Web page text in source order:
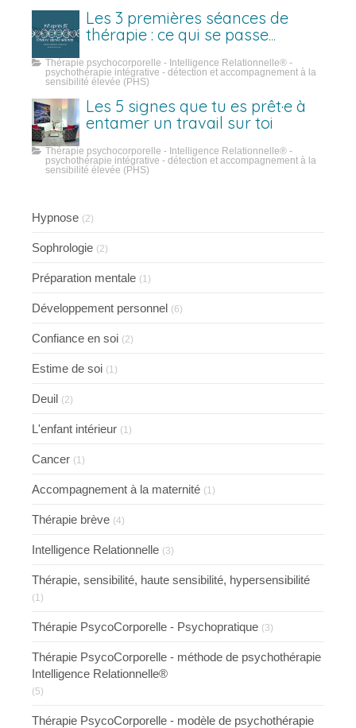
Les 3 premières séances de
thérapie : ce qui se passe
Thérapie psychocorporelle - Intelligence Relationnelle® -
psychothérapie intégrative - détection et accompagnement à la
sensibilité élevée (PHS)
Les 5 signes que tu es prêt·e à
entamer un travail sur toi
Thérapie psychocorporelle - Intelligence Relationnelle® -
psychothérapie intégrative - détection et accompagnement à la
sensibilité élevée (PHS)
Hypnose (2)
Sophrologie (2)
Préparation mentale (1)
Développement personnel (6)
Confiance en soi (2)
Estime de soi (1)
Deuil (2)
L'enfant intérieur (1)
Cancer (1)
Accompagnement à la maternité (1)
Thérapie brève (4)
Intelligence Relationnelle (3)
Thérapie, sensibilité, haute sensibilité, hypersensibilité
(1)
Thérapie PsycoCorporelle - Psychopratique (3)
Thérapie PsycoCorporelle - méthode de psychothérapie
Intelligence Relationnelle®
(5)
Thérapie PsycoCorporelle - modèle de psychothérapie